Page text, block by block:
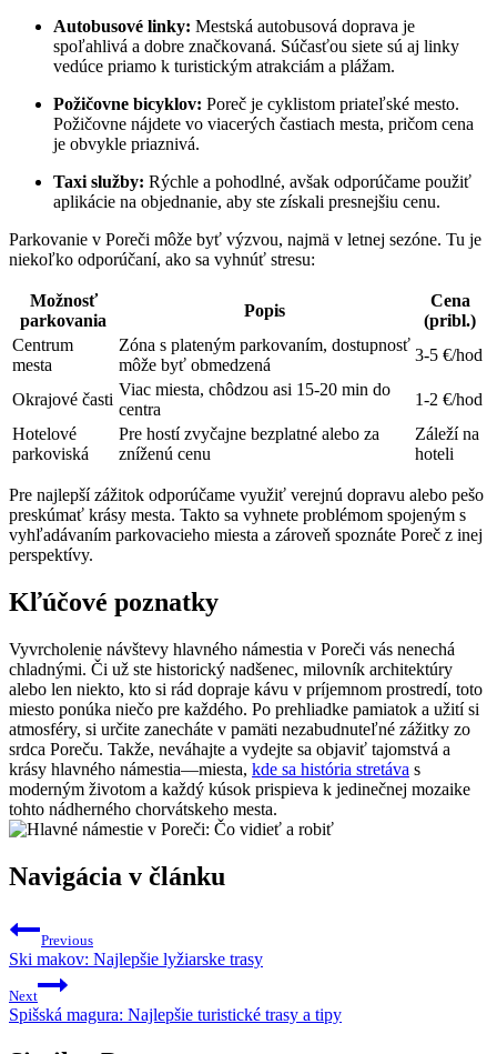
Autobusové linky: Mestská autobusová doprava je
spoľahlivá a dobre značkovaná. Súčasťou siete sú aj linky
vedúce priamo k turistickým atrakciám a plážam.
Požičovne bicyklov: Poreč je cyklistom priateľské mesto.
Požičovne nájdete vo viacerých častiach mesta, pričom cena
je obvykle priaznivá.
Taxi služby: Rýchle a pohodlné, avšak odporúčame použiť
aplikácie na objednanie, aby ste získali presnejšiu cenu.
Parkovanie v Poreči môže byť výzvou, najmä v letnej sezóne. Tu je
niekoľko odporúčaní, ako sa vyhnúť stresu:
Možnosť
parkovania
Popis
Cena
(pribl.)
Centrum
mesta
Zóna s plateným parkovaním, dostupnosť
môže byť obmedzená
3-5 €/hod
Okrajové časti
Viac miesta, chôdzou asi 15-20 min do
centra
1-2 €/hod
Hotelové
parkoviská
Pre hostí zvyčajne bezplatné alebo za
zníženú cenu
Záleží na
hoteli
Pre najlepší zážitok odporúčame využiť verejnú dopravu alebo pešo
preskúmať krásy mesta. Takto sa vyhnete problémom spojeným s
vyhľadávaním parkovacieho miesta a zároveň spoznáte Poreč z inej
perspektívy.
Kľúčové poznatky
Vyvrcholenie návštevy hlavného námestia v Poreči vás nenechá
chladnými. Či už ste historický nadšenec, milovník architektúry
alebo len niekto, kto si rád dopraje kávu v príjemnom prostredí, toto
miesto ponúka niečo pre každého. Po prehliadke pamiatok a užití si
atmosféry, si určite zanecháte v pamäti nezabudnuteľné zážitky zo
srdca Poreču. Takže, neváhajte a vydejte sa objaviť tajomstvá a
krásy hlavného námestia—miesta, kde sa história stretáva s
moderným životom a každý kúsok prispieva k jedinečnej mozaike
tohto nádherného chorvátskeho mesta.
Navigácia v článku
Previous
Ski makov: Najlepšie lyžiarske trasy
Next
Spišská magura: Najlepšie turistické trasy a tipy